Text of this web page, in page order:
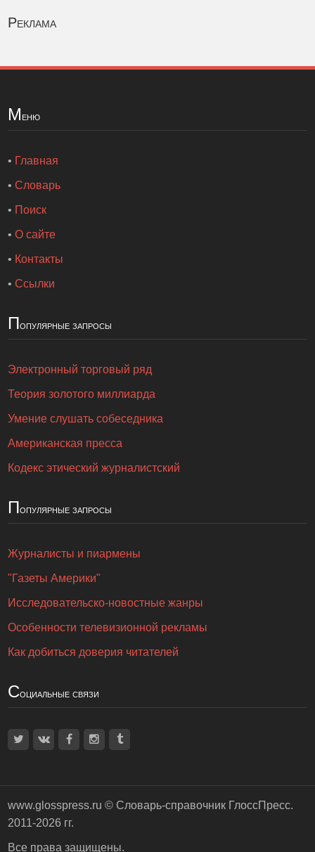
Реклама
Меню
• Главная
•Словарь
• Поиск
•О сайте
• Контакты
•Ссылки
Популярные запросы
Электронный торговый ряд
Теория золотого миллиарда
Умение слушать собеседника
Американская пресса
Кодекс этический журналистский
Популярные запросы
Журналисты и пиармены
"Газеты Америки"
Исследовательско-новостные жанры
Особенности телевизионной рекламы
Как добиться доверия читателей
Социальные связи
www.glosspress.ru © Словарь-справочник ГлоссПресс.
2011-2026 гг.
Все права защищены.